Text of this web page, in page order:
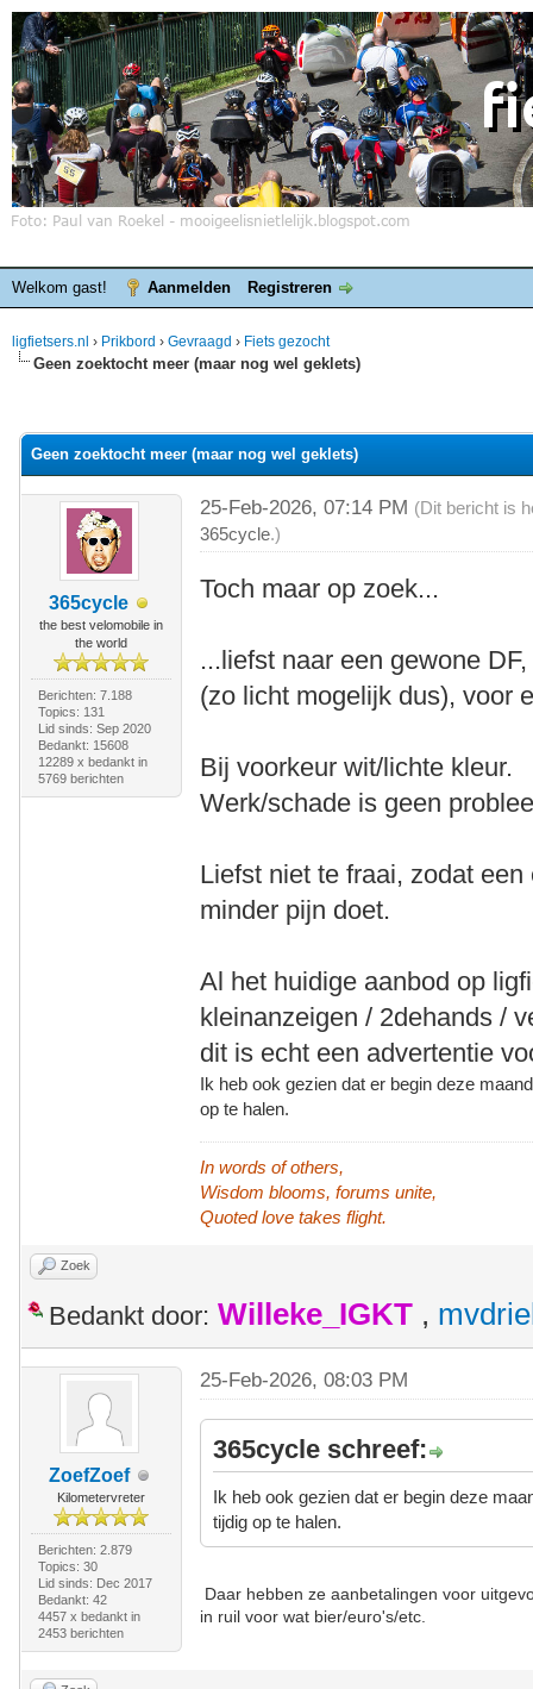
Welkom gast! Aanmelden Registreren
ligfietsers.nl › Prikbord › Gevraagd › Fiets gezocht
Geen zoektocht meer (maar nog wel geklets)
Geen zoektocht meer (maar nog wel geklets)
365cycle
the best velomobile in
the world
Berichten: 7.188
Topics: 131
Lid sinds: Sep 2020
Bedankt: 15608
12289 x bedankt in
5769 berichten
25-Feb-2026, 07:14 PM (Dit bericht is
365cycle.)
Toch maar op zoek...
...liefst naar een gewone
(zo licht mogelijk dus), voor
Bij voorkeur wit/lichte kleur.
Werk/schade is geen
Liefst niet te fraai, zodat
minder pijn doet.
Al het huidige aanbod op
kleinanzeigen / 2dehands /
dit is echt een advertentie
Ik heb ook gezien dat er begin deze
op te halen.
In words of others,
Wisdom blooms, forums unite,
Quoted love takes flight.
Zoek
Bedankt door: Willeke_IGKT ,
ZoefZoef
Kilometervreter
Berichten: 2.879
Topics: 30
Lid sinds: Dec 2017
Bedankt: 42
4457 x bedankt in
2453 berichten
25-Feb-2026, 08:03 PM
365cycle schreef:
Ik heb ook gezien dat er begin deze
tijdig op te halen.
Daar hebben ze aanbetalingen voor
in ruil voor wat bier/euro's/etc.